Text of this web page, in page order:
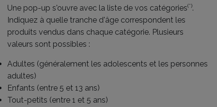
Une pop-up s'ouvre avec la liste de vos catégories(*).
Indiquez à quelle tranche d'âge correspondent les
produits vendus dans chaque catégorie. Plusieurs
valeurs sont possibles :
Adultes (généralement les adolescents et les personnes
adultes)
Enfants (entre 5 et 13 ans)
Tout-petits (entre 1 et 5 ans)